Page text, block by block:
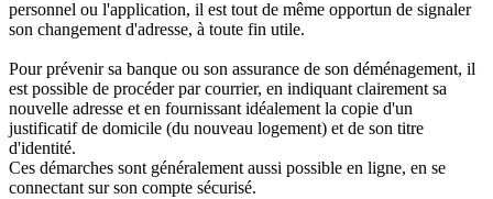
personnel ou l'application, il est tout de même opportun de signaler
son changement d'adresse, à toute fin utile.
Pour prévenir sa banque ou son assurance de son déménagement, il
est possible de procéder par courrier, en indiquant clairement sa
nouvelle adresse et en fournissant idéalement la copie d'un
justificatif de domicile (du nouveau logement) et de son titre
d'identité.
Ces démarches sont généralement aussi possible en ligne, en se
connectant sur son compte sécurisé.